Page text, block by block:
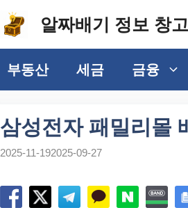
알짜배기 정보 창고
부동산 세금 금융
삼성전자 패밀리몰
2025-11-192025-09-27